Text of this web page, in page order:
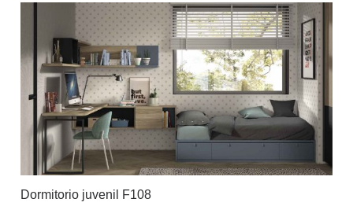
Dormitorio juvenil F108